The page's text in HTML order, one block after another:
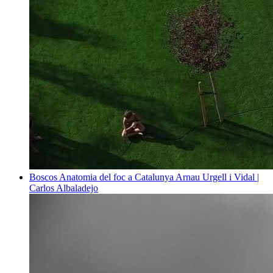
Boscos Anatomia del foc a Catalunya Arnau Urgell i Vidal |
Carlos Albaladejo